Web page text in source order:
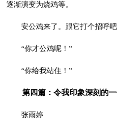
逐渐演变为烧鸡等。
安公鸡来了。跟它打个招呼吧
“你才公鸡呢！”
“你给我站住！”
第四篇：令我印象深刻的一
张雨婷